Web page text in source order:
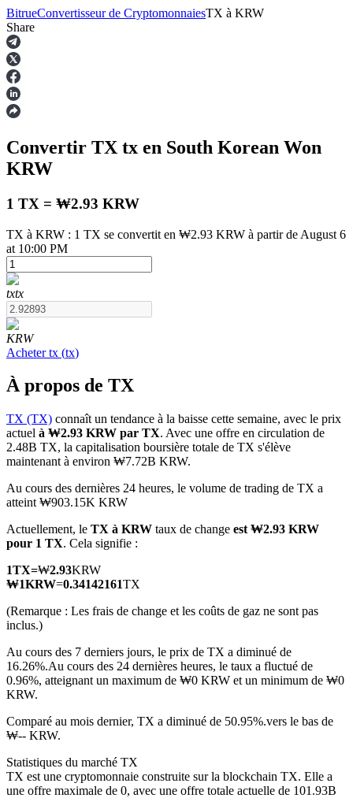
Contrats à terme
Futures USDT
Futures COIN-M
Contrats à terme sur crypto-monnaie
TradFi
Produits dérivés sur actions, forex, métaux précieux et matières
premières
Futures USDC
BitrueConvertisseur de CryptomonnaiesTX à KRW
Share
Convertir TX tx en South Korean Won
KRW
1 TX = ₩2.93 KRW
TX à KRW : 1 TX se convertit en ₩2.93 KRW à partir de August 6
at 10:00 PM
txtx
KRW
Acheter tx (tx)
À propos de TX
TX (TX) connaît un tendance à la baisse cette semaine, avec le prix
actuel à ₩2.93 KRW par TX. Avec une offre en circulation de
2.48B TX, la capitalisation boursière totale de TX s'élève
maintenant à environ ₩7.72B KRW.
Au cours des dernières 24 heures, le volume de trading de TX a
atteint ₩903.15K KRW
Actuellement, le TX à KRW taux de change est ₩2.93 KRW
pour 1 TX. Cela signifie :
1TX=₩2.93KRW
₩1KRW=0.34142161TX
(Remarque : Les frais de change et les coûts de gaz ne sont pas
inclus.)
Au cours des 7 derniers jours, le prix de TX a diminué de
16.26%.Au cours des 24 dernières heures, le taux a fluctué de
0.96%, atteignant un maximum de ₩0 KRW et un minimum de ₩0
KRW.
Comparé au mois dernier, TX a diminué de 50.95%.vers le bas de
₩-- KRW.
Statistiques du marché TX
TX est une cryptomonnaie construite sur la blockchain TX. Elle a
une offre maximale de 0, avec une offre totale actuelle de 101.93B